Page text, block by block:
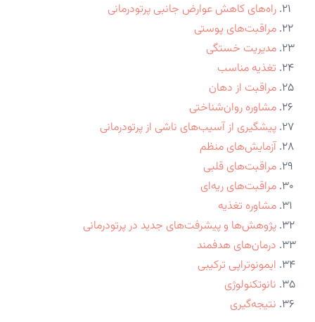
راه‌های کاهش عوارض جانبی پرتودرمانی
مراقبت‌های پوستی
مدیریت خستگی
تغذیه مناسب
مراقبت از دهان
مشاوره روان‌شناختی
پیشگیری از آسیب‌های ناشی از پرتودرمانی
آزمایش‌های منظم
مراقبت‌های قلبی
مراقبت‌های ریه‌ای
مشاوره تغذیه
پژوهش‌ها و پیشرفت‌های جدید در پرتودرمانی
درمان‌های هدفمند
ایمونوتراپی ترکیبی
نانوتکنولوژی
نتیجه‌گیری